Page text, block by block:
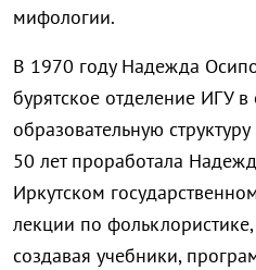
мифологии.
В 1970 году Надежда
бурятское отделение ИГУ
образовательную
50 лет проработала
Иркутском
лекции по фольклористике,
создавая учебники,